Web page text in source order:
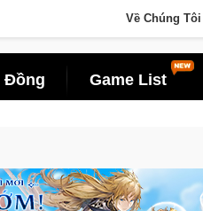
Về Chúng Tôi
Đồng Game List
tên gọi Palworld Online